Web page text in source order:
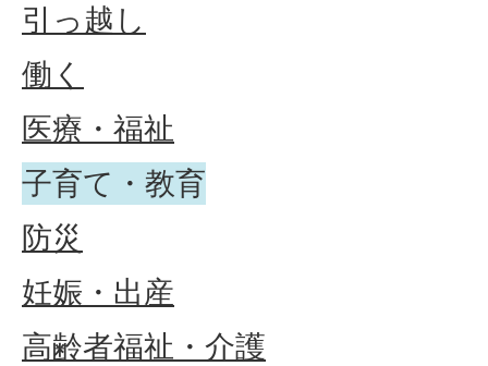
引っ越し
働く
医療・福祉
子育て・教育
防災
妊娠・出産
高齢者福祉・介護